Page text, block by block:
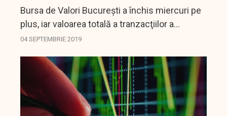
Bursa de Valori Bucureşti a închis miercuri pe
plus, iar valoarea totală a tranzacţiilor a
crescut de peste trei ori faţă de şedinţa
(12,17...
04 SEPTEMBRIE 2019